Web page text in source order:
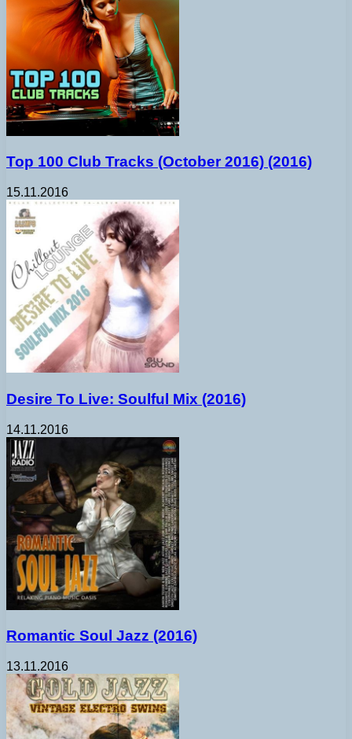
Top 100 Club Tracks (October 2016) (2016)
15.11.2016
Desire To Live: Soulful Mix (2016)
14.11.2016
Romantic Soul Jazz (2016)
13.11.2016